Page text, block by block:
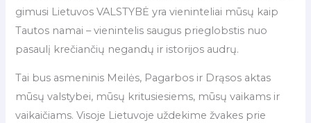
gimusi Lietuvos VALSTYBĖ yra vieninteliai mūsų kaip
Tautos namai – vienintelis saugus prieglobstis nuo
pasaulį krečiančių negandų ir istorijos audrų.
Tai bus asmeninis Meilės, Pagarbos ir Drąsos aktas
mūsų valstybei, mūsų kritusiesiems, mūsų vaikams ir
vaikaičiams. Visoje Lietuvoje uždekime žvakes prie